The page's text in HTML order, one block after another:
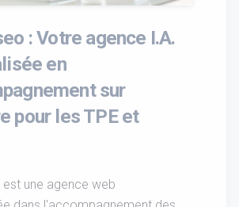
: Votre agence I.A.
en
sur
pour les TPE et
une agence web